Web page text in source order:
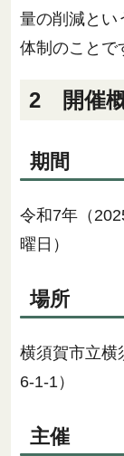
量の削減とい
体制のことで
2 開催
期間
令和7年（
曜日）
場所
横須賀市立横
6-1-1）
主催